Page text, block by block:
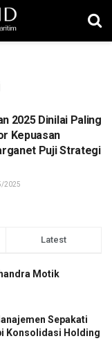
2025 Dinilai Paling
Kepuasan
Puji Strategi
2025
Latest
Motik
Sepakati
Konsolidasi Holding